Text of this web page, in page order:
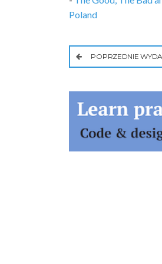
Poland
POPRZEDNIE